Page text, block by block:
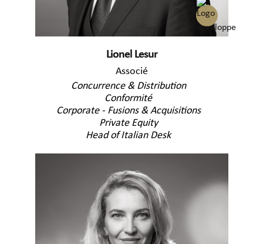
Lionel Lesur
Associé
Concurrence & Distribution
Conformité
Corporate - Fusions & Acquisitions
Private Equity
Head of Italian Desk